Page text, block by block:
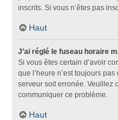
inscrits. Si vous n’êtes pas
Haut
J’ai réglé le fuseau horaire
Si vous êtes certain d’avoir
que l’heure n’est toujours
serveur soit erronée. Veuillez
communiquer ce problème.
Haut